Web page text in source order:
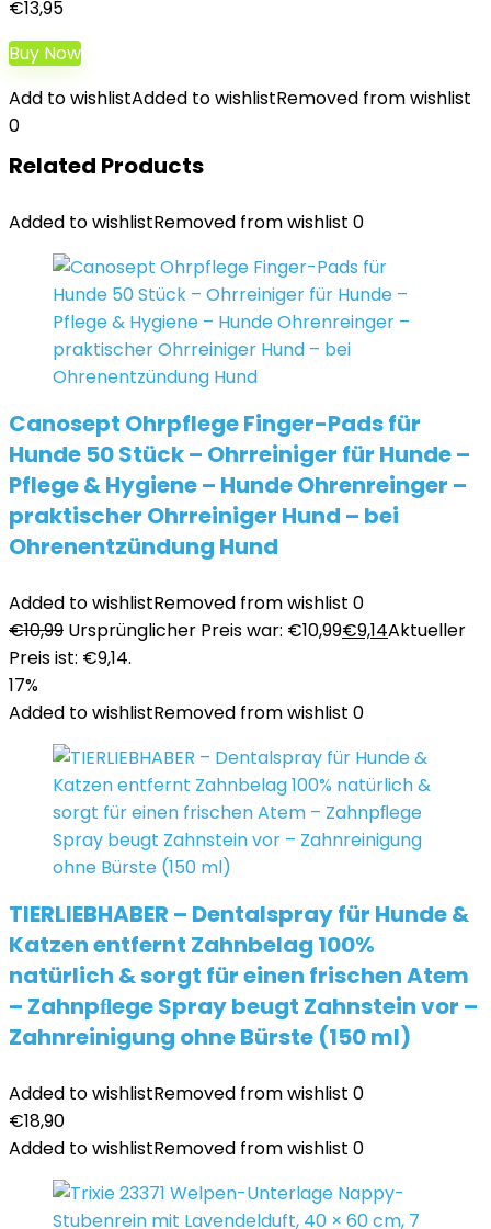
€13,95
Buy Now
Add to wishlistAdded to wishlistRemoved from wishlist
0
Related Products
Added to wishlistRemoved from wishlist 0
Canosept Ohrpflege Finger-Pads für
Hunde 50 Stück – Ohrreiniger für Hunde –
Pflege & Hygiene – Hunde Ohrenreinger –
praktischer Ohrreiniger Hund – bei
Ohrenentzündung Hund
Added to wishlistRemoved from wishlist 0
€10,99 Ursprünglicher Preis war: €10,99€9,14Aktueller
Preis ist: €9,14.
17%
Added to wishlistRemoved from wishlist 0
TIERLIEBHABER – Dentalspray für Hunde &
Katzen entfernt Zahnbelag 100%
natürlich & sorgt für einen frischen Atem
– Zahnpﬂege Spray beugt Zahnstein vor –
Zahnreinigung ohne Bürste (150 ml)
Added to wishlistRemoved from wishlist 0
€18,90
Added to wishlistRemoved from wishlist 0